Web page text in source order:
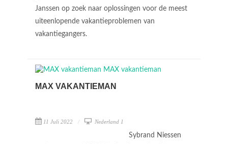
Janssen op zoek naar oplossingen voor de meest
uiteenlopende vakantieproblemen van
vakantiegangers.
MAX VAKANTIEMAN
11 Juli 2022 Nederland 1
Sybrand Niessen